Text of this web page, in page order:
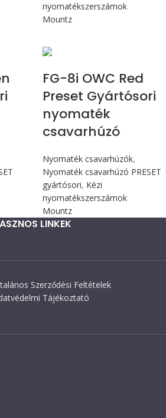
nyomatékszerszámok
Mountz
FG-8i OWC Red
Preset Gyártósori
nyomaték
csavarhúzó
Nyomaték csavarhúzók,
Nyomaték csavarhúzó PRESET
gyártósori, Kézi
nyomatékszerszámok
Mountz
LINKEK
Szerződési Feltételek
Tájékoztató